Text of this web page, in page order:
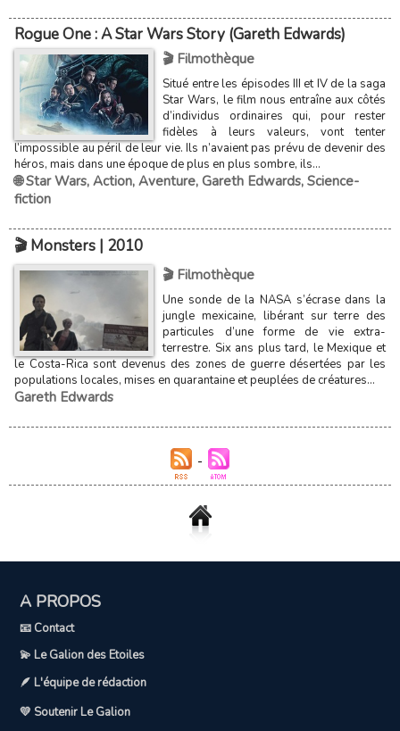
Rogue One : A Star Wars Story (Gareth Edwards)
🎬 Filmothèque
Situé entre les épisodes III et IV de la saga
Star Wars, le film nous entraîne aux côtés
d’individus ordinaires qui, pour rester
fidèles à leurs valeurs, vont tenter
l’impossible au péril de leur vie. Ils n’avaient pas prévu de devenir des
héros, mais dans une époque de plus en plus sombre, ils...
🌐 Star Wars, Action, Aventure, Gareth Edwards, Science-
fiction
🎬 Monsters | 2010
🎬 Filmothèque
Une sonde de la NASA s’écrase dans la
jungle mexicaine, libérant sur terre des
particules d’une forme de vie extra-
terrestre. Six ans plus tard, le Mexique et
le Costa-Rica sont devenus des zones de guerre désertées par les
populations locales, mises en quarantaine et peuplées de créatures...
Gareth Edwards
A PROPOS
📧 Contact
💫 Le Galion des Etoiles
🪶 L'équipe de rédaction
💛 Soutenir Le Galion